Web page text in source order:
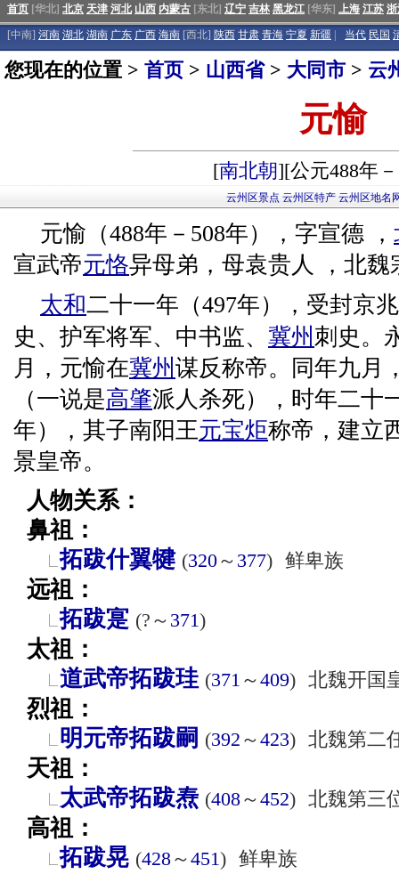
首页 [华北] 北京 天津 河北 山西 内蒙古 [东北] 辽宁 吉林 黑龙江 [华东] 上海 江苏
[中南] 河南 湖北 湖南 广东 广西 海南 [西北] 陕西 甘肃 青海 宁夏 新疆 当代 民国
您现在的位置 > 首页 > 山西省> 大同市 > 云
元愉
[南北朝][公元488年
云州区景点 云州区特产 云州区地名
元愉（488年－508年），字宣德 ，
宣武帝元恪异母弟，母袁贵人 ，北魏
太和二十一年（497年），受封京
史、护军将军、中书监、 冀州 刺史。
月，元愉在冀州 谋反称帝。同年九月
（一说是高肇派人杀死），时年二十
年），其子南阳王元宝炬称帝，建立
景皇帝。
人物关系：
鼻祖：
拓跋什翼犍 (320～ 377) 鲜卑族
远祖：
拓跋寔 (?～ 371)
太祖：
道武帝拓跋珪 (371 ～409) 北魏开国
烈祖：
明元帝拓跋嗣 (392 ～423) 北魏第二
天祖：
太武帝拓跋焘 (408～452) 北魏第三
高祖：
拓跋晃 (428～451) 鲜卑族